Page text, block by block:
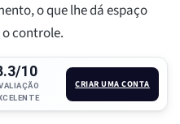
o que lhe dá espaço
controle.
10
CRIAR UMA CONTA